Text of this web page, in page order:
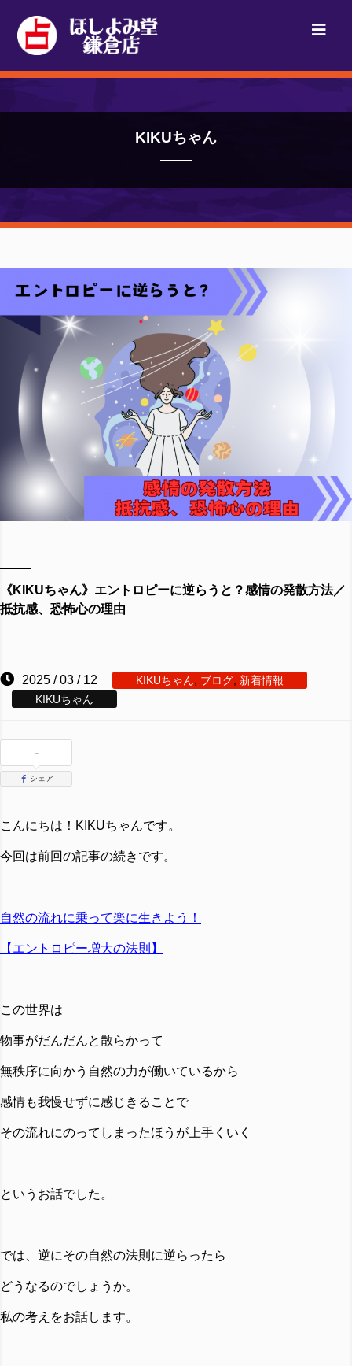
KIKUちゃん
《KIKUちゃん》エントロピーに逆らうと？感情の発散方法／
抵抗感、恐怖心の理由
2025 / 03 / 12 KIKUちゃん ブログ 新着情報
KIKUちゃん
-
シェア
こんにちは！KIKUちゃんです。
今回は前回の記事の続きです。
自然の流れに乗って楽に生きよう！
【エントロピー増大の法則】
この世界は
物事がだんだんと散らかって
無秩序に向かう自然の力が働いているから
感情も我慢せずに感じきることで
その流れにのってしまったほうが上手くいく
というお話でした。
では、逆にその自然の法則に逆らったら
どうなるのでしょうか。
私の考えをお話します。